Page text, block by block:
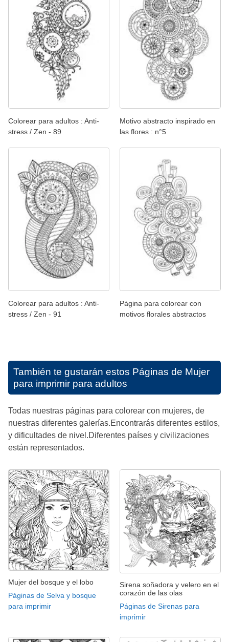
Colorear para adultos : Anti-
stress / Zen - 89
Motivo abstracto inspirado en
las flores : n°5
Colorear para adultos : Anti-
stress / Zen - 91
Página para colorear con
motivos florales abstractos
También te gustarán estos Páginas de Mujer
para imprimir para adultos
Todas nuestras páginas para colorear con mujeres, de
nuestras diferentes galerías.Encontrarás diferentes estilos,
y dificultades de nivel.Diferentes países y civilizaciones
están representados.
Mujer del bosque y el lobo
Páginas de Selva y bosque
para imprimir
Sirena soñadora y velero en el
corazón de las olas
Páginas de Sirenas para
imprimir